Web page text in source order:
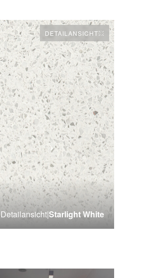
DETAILANSICHT
Detailansicht|Starlight White